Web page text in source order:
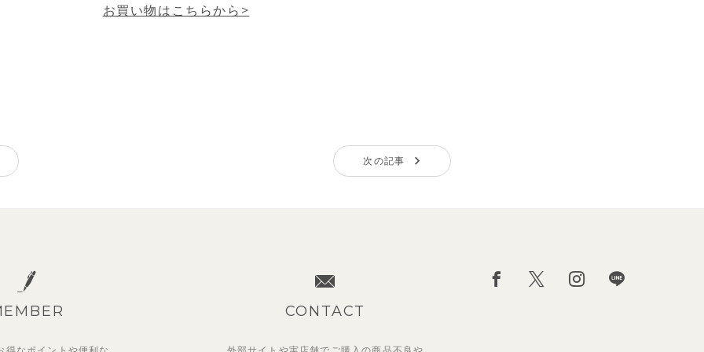
お買い物はこちらから>
次の記事
CONTACT